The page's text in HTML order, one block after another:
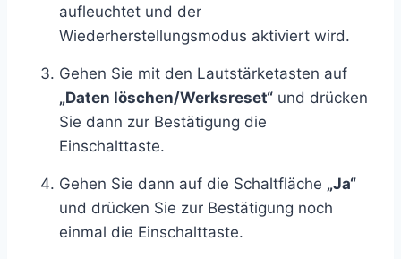
aufleuchtet und der
Wiederherstellungsmodus aktiviert wird.
Gehen Sie mit den Lautstärketasten auf
„Daten löschen/Werksreset“ und drücken
Sie dann zur Bestätigung die
Einschalttaste.
Gehen Sie dann auf die Schaltfläche „Ja“
und drücken Sie zur Bestätigung noch
einmal die Einschalttaste.